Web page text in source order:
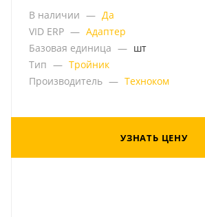
В наличии — Да
VID ERP — Адаптер
Базовая единица — шт
Тип — Тройник
Производитель — Техноком
УЗНАТЬ ЦЕНУ